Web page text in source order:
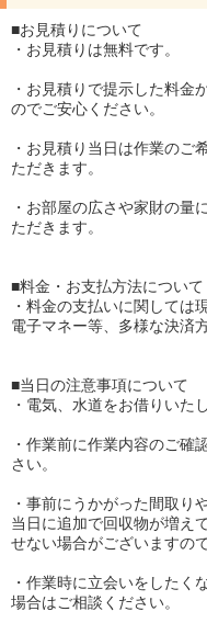
■お見積りについて
・お見積りは無料です。
・お見積りで提示した料金
のでご安心ください。
・お見積り当日は作業のご
ただきます。
・お部屋の広さや家財の量
ただきます。
■料金・お支払方法について
・料金の支払いに関しては
電子マネー等、多様な決済
■当日の注意事項について
・電気、水道をお借りいた
・作業前に作業内容のご確
さい。
・事前にうかがった間取り
当日に追加で回収物が増え
せない場合がございますの
・作業時に立会いをしたく
場合はご相談ください。